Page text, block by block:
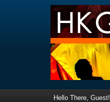
Hello There, Guest!